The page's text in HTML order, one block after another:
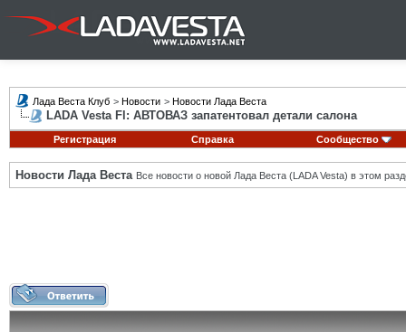
Лада Веста Клуб > Новости > Новости Лада Веста
LADA Vesta Fl: АВТОВАЗ запатентовал детали салона
Регистрация Справка Сообщество
Новости Лада Веста Все новости о новой Лада Веста (LADA Vesta) в этом